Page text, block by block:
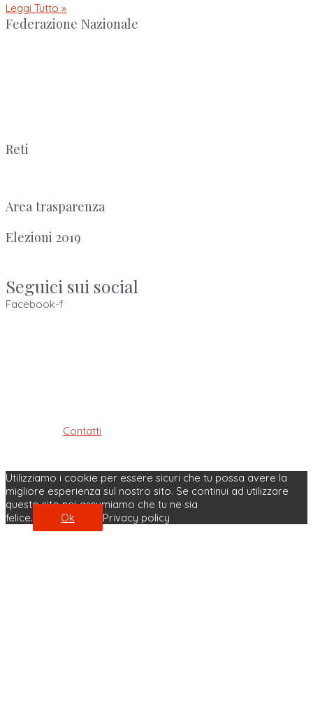
Leggi Tutto »
Federazione Nazionale
Reti
Area trasparenza
Elezioni 2019
Seguici sui social
Facebook-f
Contatti
Utilizziamo i cookie per essere sicuri che tu possa avere la
migliore esperienza sul nostro sito. Se continui ad utilizzare
questo sito noi assumiamo che tu ne sia
felice.
Ok Privacy policy